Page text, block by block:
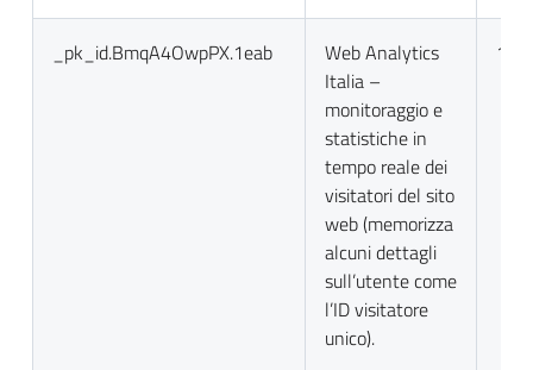
_pk_id.BmqA4OwpPX.1eab
Web Analytics
Italia –
monitoraggio e
statistiche in
tempo reale dei
visitatori del sito
web (memorizza
alcuni dettagli
sull’utente come
l’ID visitatore
unico).
13